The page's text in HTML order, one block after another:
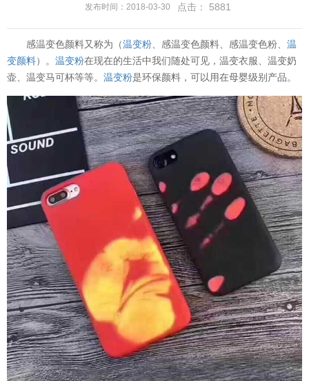
发布时间：2018-03-30 点击： 5881
感温变色颜料又称为（温变粉 、感温变色颜料、感温变色粉、 温
变颜料）。 温变粉在现在的生活中我们随处可见，温变衣服、温变奶
壶、温变马可杯等等。 温变粉是环保颜料，可以用在母婴级别产品。